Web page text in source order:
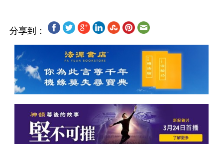
分享到：